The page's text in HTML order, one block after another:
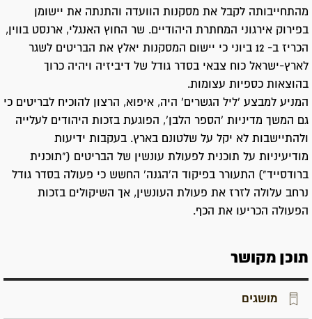
מהתחייבותה לקבל את מסקנות הוועדה והתנתה את יישומן
בפירוק אירגוני המחתרת היהודיים. שר החוץ האנגלי, ארנסט בווין,
הכריז ב- 12 ביוני כי יישום המסקנות יאלץ את הבריטים לשגר
לארץ-ישראל כוח צבאי בסדר גודל של דיביזיה ויהיה כרוך
בהוצאות כספיות עצומות.
המניע למבצע 'ליל הגשרים' היה, איפוא, הרצון להוכיח לבריטים כי
גם המשך מדיניות 'הספר הלבן', הפוגעת בזכות היהודים לעלייה
ולהתיישבות לא יקל על שלטונם בארץ. בעקבות ידיעות
מודיעיניות על תוכנית לפעולת עונשין של הבריטים ("תוכנית
ברודסייד") התעורר בפיקוד ה'הגנה' החשש כי פעולה בסדר גודל
נרחב עלולה לזרז את פעולת העונשין, אך השיקולים בזכות
הפעולה הכריעו את הכף.
תוכן מקושר
מושגים